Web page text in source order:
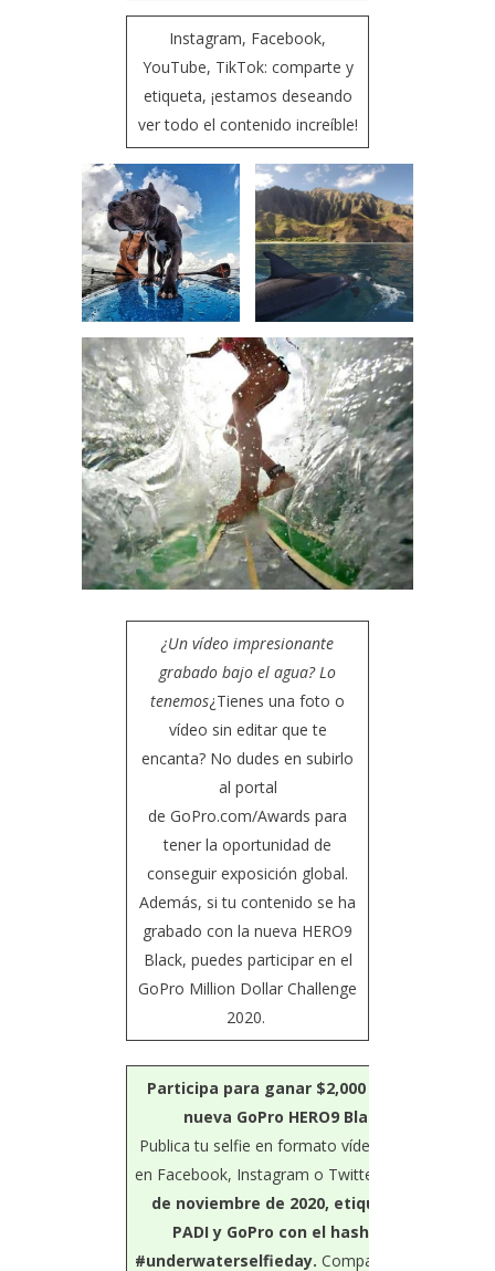
Instagram, Facebook,
YouTube, TikTok: comparte y
etiqueta, ¡estamos deseando
ver todo el contenido increíble!
¿Un vídeo impresionante
grabado bajo el agua? Lo
tenemos¿Tienes una foto o
vídeo sin editar que te
encanta? No dudes en subirlo
al portal
de GoPro.com/Awards para
tener la oportunidad de
conseguir exposición global.
Además, si tu contenido se ha
grabado con la nueva HERO9
Black, puedes participar en el
GoPro Million Dollar Challenge
2020.
Participa para ganar $2,000 US o la
nueva GoPro HERO9 Black
Publica tu selfie en formato vídeo o foto
en Facebook, Instagram o Twitter el día
de noviembre de 2020, etiqueta a
PADI y GoPro con el hashtag
#underwaterselfieday. Compartiremos